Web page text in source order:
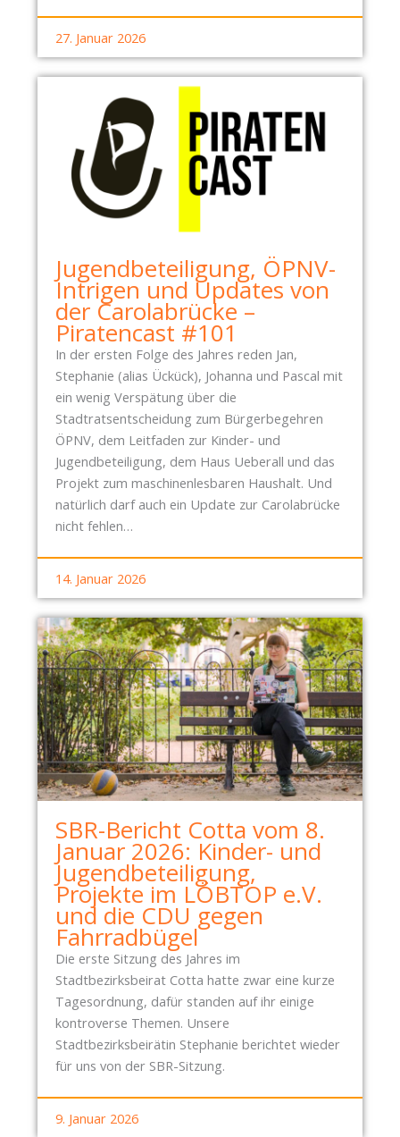
Ä
Z
27. Januar 2026
Jugendbeteiligung, ÖPNV-
Intrigen und Updates von
der Carolabrücke –
Piratencast #101
In der ersten Folge des Jahres reden Jan,
Stephanie (alias Ückück), Johanna und Pascal mit
ein wenig Verspätung über die
Stadtratsentscheidung zum Bürgerbegehren
ÖPNV, dem Leitfaden zur Kinder- und
Jugendbeteiligung, dem Haus Ueberall und das
Projekt zum maschinenlesbaren Haushalt. Und
natürlich darf auch ein Update zur Carolabrücke
nicht fehlen…
14. Januar 2026
SBR-Bericht Cotta vom 8.
Januar 2026: Kinder- und
Jugendbeteiligung,
Projekte im LÖBTOP e.V.
und die CDU gegen
Fahrradbügel
Die erste Sitzung des Jahres im
Stadtbezirksbeirat Cotta hatte zwar eine kurze
Tagesordnung, dafür standen auf ihr einige
kontroverse Themen. Unsere
Stadtbezirksbeirätin Stephanie berichtet wieder
für uns von der SBR-Sitzung.
9. Januar 2026